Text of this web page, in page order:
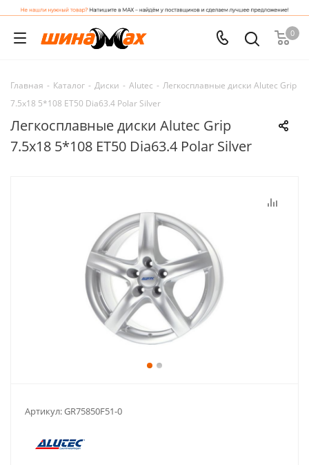
0
Главная - Каталог - Диски - Alutec - Легкосплавные диски Alutec Grip
7.5x18 5*108 ET50 Dia63.4 Polar Silver
Легкосплавные диски Alutec Grip
7.5x18 5*108 ET50 Dia63.4 Polar Silver
Артикул:GR75850F51-0